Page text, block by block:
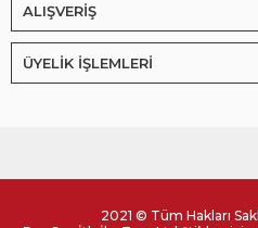
ALIŞVERİŞ
ÜYELİK İŞLEMLERİ
2021 © Tüm Hakları